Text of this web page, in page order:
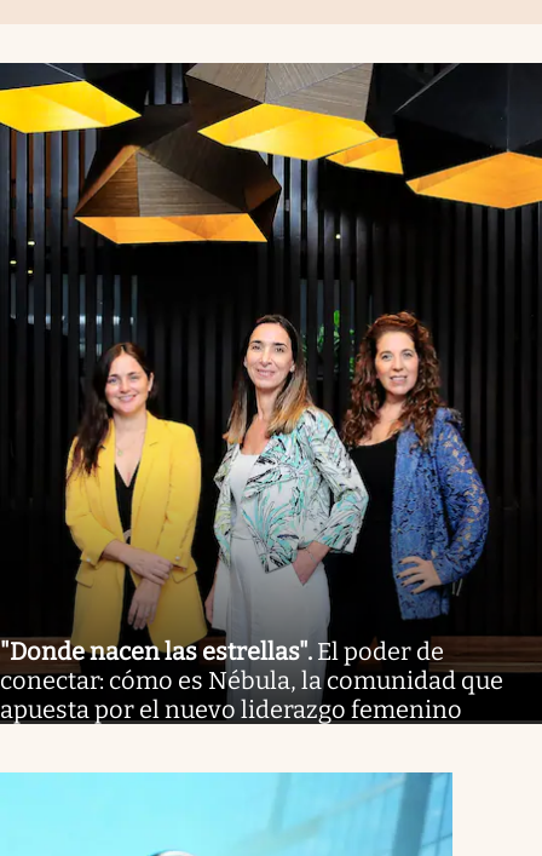
"Donde nacen las estrellas". El poder de
conectar: cómo es Nébula, la comunidad que
apuesta por el nuevo liderazgo femenino